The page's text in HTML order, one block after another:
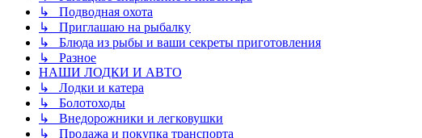
↳ Подводная охота
↳ Приглашаю на рыбалку
↳ Блюда из рыбы и ваши секреты приготовления
↳ Разное
НАШИ ЛОДКИ И АВТО
↳ Лодки и катера
↳ Болотоходы
↳ Внедорожники и легковушки
↳ Продажа и покупка транспорта